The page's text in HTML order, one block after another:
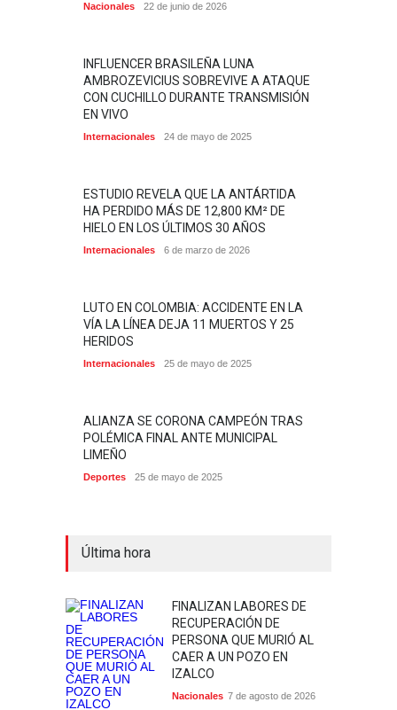
Nacionales 22 de junio de 2026
INFLUENCER BRASILEÑA LUNA
AMBROZEVICIUS SOBREVIVE A ATAQUE
CON CUCHILLO DURANTE TRANSMISIÓN
EN VIVO
Internacionales 24 de mayo de 2025
ESTUDIO REVELA QUE LA ANTÁRTIDA
HA PERDIDO MÁS DE 12,800 KM² DE
HIELO EN LOS ÚLTIMOS 30 AÑOS
Internacionales 6 de marzo de 2026
LUTO EN COLOMBIA: ACCIDENTE EN LA
VÍA LA LÍNEA DEJA 11 MUERTOS Y 25
HERIDOS
Internacionales 25 de mayo de 2025
ALIANZA SE CORONA CAMPEÓN TRAS
POLÉMICA FINAL ANTE MUNICIPAL
LIMEÑO
Deportes 25 de mayo de 2025
Última hora
FINALIZAN LABORES DE
RECUPERACIÓN DE
PERSONA QUE MURIÓ AL
CAER A UN POZO EN
IZALCO
Nacionales 7 de agosto de 2026